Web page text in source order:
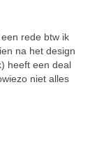
rede btw ik
na het design
heeft een deal
niet alles